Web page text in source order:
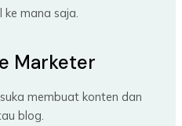
ke mana saja.
Marketer
membuat konten dan
blog.